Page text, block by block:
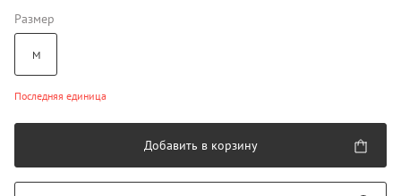
Размер
M
Последняя единица
Добавить в корзину